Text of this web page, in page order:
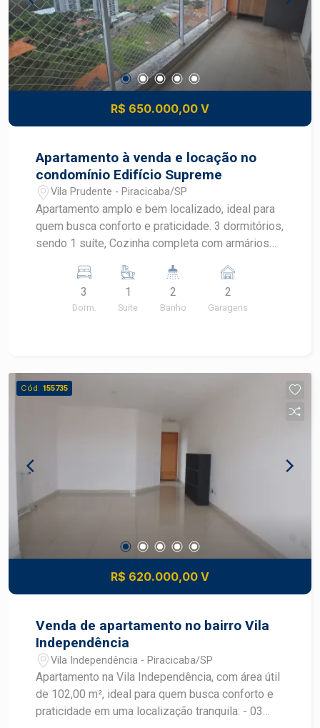
Construa seu futuro com quem é agente de
desenvolvimento do mercado imobiliário de
Piracicaba. Agende sua visita!
R$ 650.000,00 V
Apartamento à venda e locação no
condomínio Edifício Supreme
Vila Prudente - Piracicaba/SP
Apartamento amplo e bem localizado, ideal para
quem busca conforto e praticidade. 3 dormitórios,
sendo 1 suíte, Cozinha completa com armários
gourmet, perfeita para receber amigos e família;2
vagas de garagem Localizado no bairro Dois
Córregos, em região tranquila e com fácil acesso
3
Dorm.
1
Suite
2
Banho
2
Garagens
Cód. 155735
R$ 620.000,00 V
Venda de apartamento no bairro Vila
Independência
Vila Independência - Piracicaba/SP
Apartamento na Vila Independência, com área útil
de 102,00 m², ideal para quem busca conforto e
praticidade em uma localização tranquila: - 03